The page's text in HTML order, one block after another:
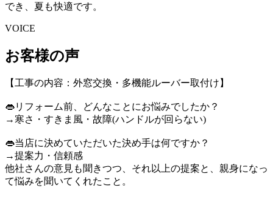
でき、夏も快適です。
VOICE
お客様の声
【工事の内容：外窓交換・多機能ルーバー取付け】
👄リフォーム前、どんなことにお悩みでしたか？
→寒さ・すきま風・故障(ハンドルが回らない)
👄当店に決めていただいた決め手は何ですか？
→提案力・信頼感
他社さんの意見も聞きつつ、それ以上の提案と、親身になっ
て悩みを聞いてくれたこと。